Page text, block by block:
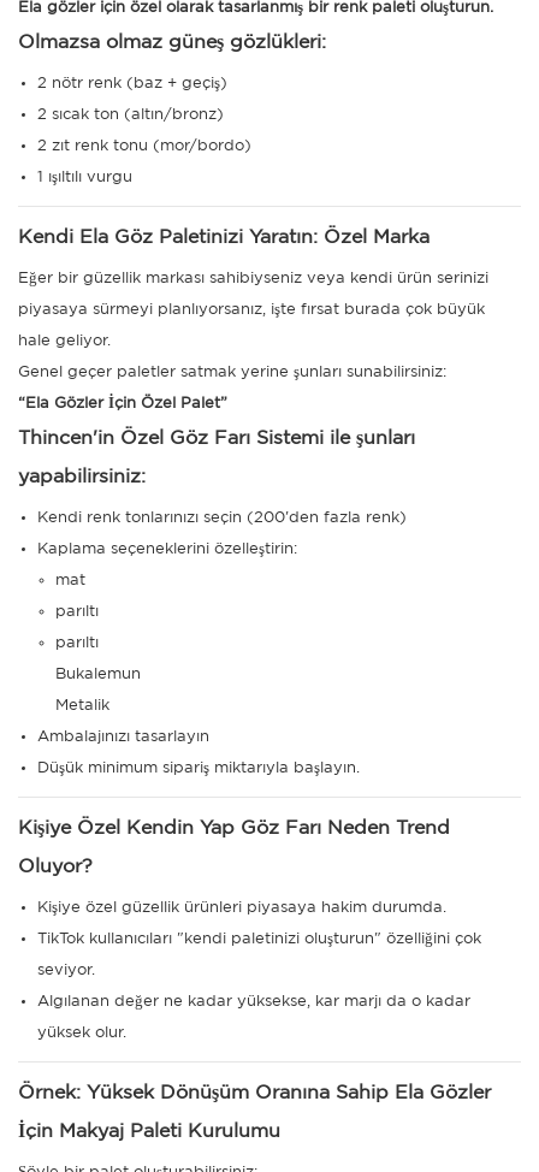
Ela gözler için özel olarak tasarlanmış bir renk paleti oluşturun.
Olmazsa olmaz güneş gözlükleri:
2 nötr renk (baz + geçiş)
2 sıcak ton (altın/bronz)
2 zıt renk tonu (mor/bordo)
1 ışıltılı vurgu
Kendi Ela Göz Paletinizi Yaratın: Özel Marka
Eğer bir güzellik markası sahibiyseniz veya kendi ürün serinizi
piyasaya sürmeyi planlıyorsanız, işte fırsat burada çok büyük
hale geliyor.
Genel geçer paletler satmak yerine şunları sunabilirsiniz:
“Ela Gözler İçin Özel Palet”
Thincen'in Özel Göz Farı Sistemi ile şunları
yapabilirsiniz:
Kendi renk tonlarınızı seçin (200'den fazla renk)
Kaplama seçeneklerini özelleştirin:
mat
parıltı
parıltı
Bukalemun
Metalik
Ambalajınızı tasarlayın
Düşük minimum sipariş miktarıyla başlayın.
Kişiye Özel Kendin Yap Göz Farı Neden Trend
Oluyor?
Kişiye özel güzellik ürünleri piyasaya hakim durumda.
TikTok kullanıcıları "kendi paletinizi oluşturun" özelliğini çok
seviyor.
Algılanan değer ne kadar yüksekse, kar marjı da o kadar
yüksek olur.
Örnek: Yüksek Dönüşüm Oranına Sahip Ela Gözler
İçin Makyaj Paleti Kurulumu